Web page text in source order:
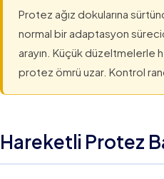
Protez ağız dokularına
normal bir adaptasyon
arayın. Küçük düzeltmelerle
protez ömrü uzar. Kontrol
Hareketli Protez